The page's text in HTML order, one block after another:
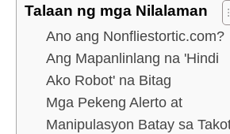
Talaan ng mga Nilalaman
Ano ang Nonfliestortic.com?
Ang Mapanlinlang na 'Hindi
Ako Robot' na Bitag
Mga Pekeng Alerto at
Manipulasyon Batay sa